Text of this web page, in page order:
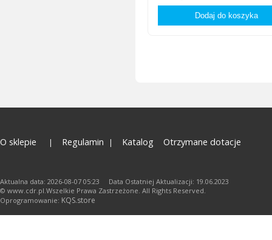
O sklepie Regulamin Katalog Otrzymane dotacje
Aktualna data: 2026-08-07 05:23 Data Ostatniej Aktualizacji: 19.06.2023
© www.cdr.pl.Wszelkie Prawa Zastrzeżone. All Rights Reserved.
Oprogramowanie: KQS.store